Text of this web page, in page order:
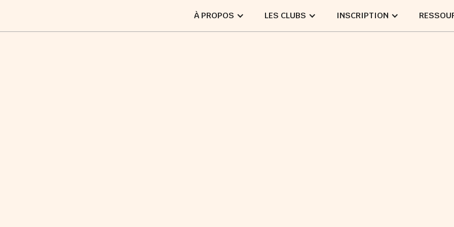
À PROPOS LES CLUBS INSCRIPTION